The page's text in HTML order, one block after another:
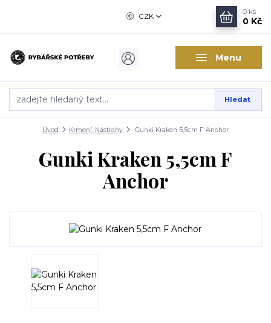
Menu
CZK
Hledat
0 ks
0 Kč
Úvod Krmení, Nástrahy Gunki Kraken 5,5cm F Anchor
Gunki Kraken 5,5cm F
Anchor